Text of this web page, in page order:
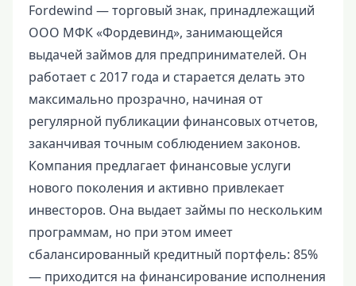
Fordewind — торговый знак, принадлежащий
ООО МФК «Фордевинд», занимающейся
выдачей займов для предпринимателей. Он
работает с 2017 года и старается делать это
максимально прозрачно, начиная от
регулярной публикации финансовых отчетов,
заканчивая точным соблюдением законов.
Компания предлагает финансовые услуги
нового поколения и активно привлекает
инвесторов. Она выдает займы по нескольким
программам, но при этом имеет
сбалансированный кредитный портфель: 85%
— приходится на финансирование исполнения